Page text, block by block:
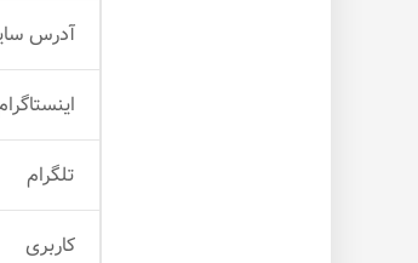
آدرس
تلگرام
کاربری